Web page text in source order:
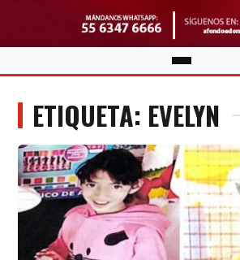
ETIQUETA: EVELYN